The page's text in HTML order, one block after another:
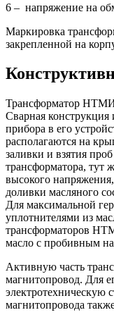
6 – напряжение на
Маркировка
закрепленной на
Трансформатор НТМИ
Сварная
прибора в его
располагаются на
заливки и взятия
трансформатора, тут
высокого
доливки масляного
Для максимальной
уплотнителями из
трансформаторов
масло с пробивным
Активную часть
магнитопровод. Для
электротехническую
магнитопровода